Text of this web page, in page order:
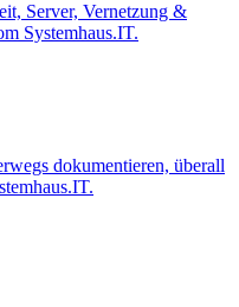
Server, Vernetzung &
Systemhaus.IT.
dokumentieren, überall